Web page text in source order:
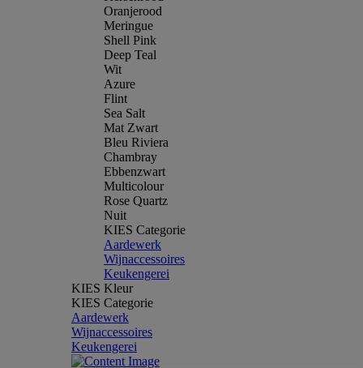
Oranjerood
Meringue
Shell Pink
Deep Teal
Wit
Azure
Flint
Sea Salt
Mat Zwart
Bleu Riviera
Chambray
Ebbenzwart
Multicolour
Rose Quartz
Nuit
KIES Categorie
Aardewerk
Wijnaccessoires
Keukengerei
KIES Kleur
KIES Categorie
Aardewerk
Wijnaccessoires
Keukengerei